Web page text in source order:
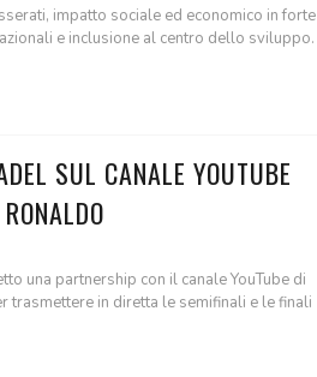
impatto sociale ed economico in forte
e inclusione al centro dello sviluppo.
SUL CANALE YOUTUBE
una partnership con il canale YouTube di
trasmettere in diretta le semifinali e le finali